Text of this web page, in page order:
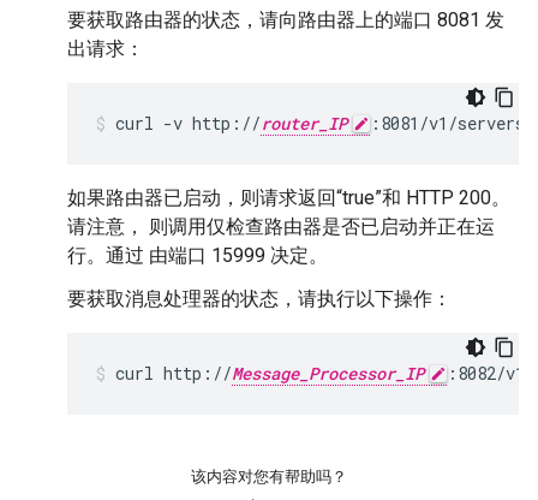
要获取路由器的状态，请向路由器上的端口 8081 发
出请求：
curl -v http://router_IP :8081/v1/
如果路由器已启动，则请求返回“true”和 HTTP 200。
请注意， 则调用仅检查路由器是否已启动并正在运
行。通过 由端口 15999 决定。
要获取消息处理器的状态，请执行以下操作：
curl http://Message_Processor_IP :8082/
该内容对您有帮助吗？